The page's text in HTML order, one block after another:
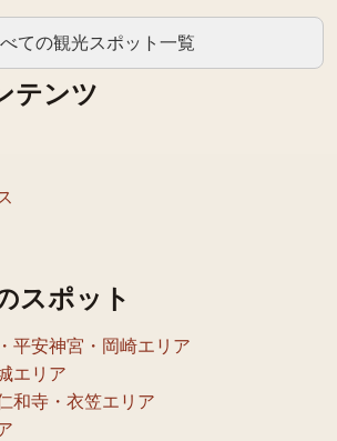
ての観光スポット一覧
テンツ
スポット
平安神宮・岡崎エリア
エリア
和寺・衣笠エリア